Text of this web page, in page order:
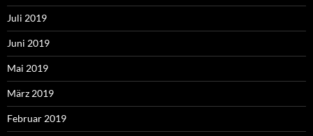
Juli 2019
Juni 2019
Mai 2019
März 2019
Februar 2019